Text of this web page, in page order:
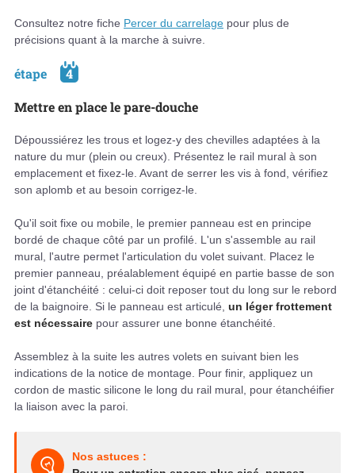
Consultez notre fiche Percer du carrelage pour plus de
précisions quant à la marche à suivre.
étape
4
Mettre en place le pare-douche
Dépoussiérez les trous et logez-y des chevilles adaptées à la
nature du mur (plein ou creux). Présentez le rail mural à son
emplacement et fixez-le. Avant de serrer les vis à fond, vérifiez
son aplomb et au besoin corrigez-le.
Qu'il soit fixe ou mobile, le premier panneau est en principe
bordé de chaque côté par un profilé. L'un s'assemble au rail
mural, l'autre permet l'articulation du volet suivant. Placez le
premier panneau, préalablement équipé en partie basse de son
joint d'étanchéité : celui-ci doit reposer tout du long sur le rebord
de la baignoire. Si le panneau est articulé, un léger frottement
est nécessaire pour assurer une bonne étanchéité.
Assemblez à la suite les autres volets en suivant bien les
indications de la notice de montage. Pour finir, appliquez un
cordon de mastic silicone le long du rail mural, pour étanchéifier
la liaison avec la paroi.
Nos astuces :